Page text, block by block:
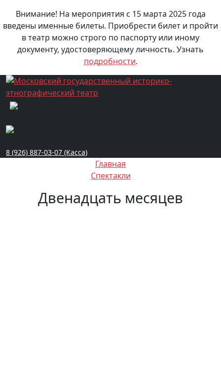
Внимание! На мероприятия с 15 марта 2025 года
введены именные билеты. Приобрести билет и пройти
в театр можно строго по паспорту или иному
документу, удостоверяющему личность. Узнать
подробности.
8 (926) 887-03-07 (Касса)
Двенадцать месяцев
Главная
Спектакли